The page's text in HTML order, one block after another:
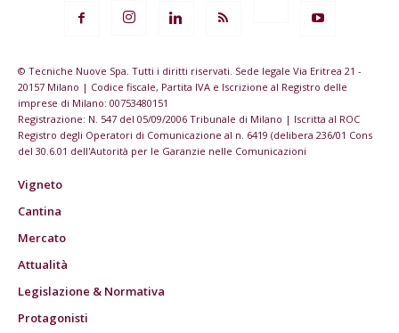
© Tecniche Nuove Spa. Tutti i diritti riservati. Sede legale Via Eritrea 21 -
20157 Milano | Codice fiscale, Partita IVA e Iscrizione al Registro delle
imprese di Milano: 00753480151
Registrazione: N. 547 del 05/09/2006 Tribunale di Milano | Iscritta al ROC
Registro degli Operatori di Comunicazione al n. 6419 (delibera 236/01 Cons
del 30.6.01 dell'Autorità per le Garanzie nelle Comunicazioni
Vigneto
Cantina
Mercato
Attualità
Legislazione & Normativa
Protagonisti